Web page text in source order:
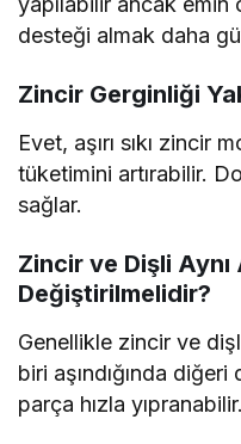
desteği almak daha
Zincir Gerginliği
Evet, aşırı sıkı zincir
tüketimini artırabilir.
sağlar.
Zincir ve Dişli Aynı
Değiştirilmelidir?
Genellikle zincir ve
biri aşındığında
parça hızla yıpranabilir.